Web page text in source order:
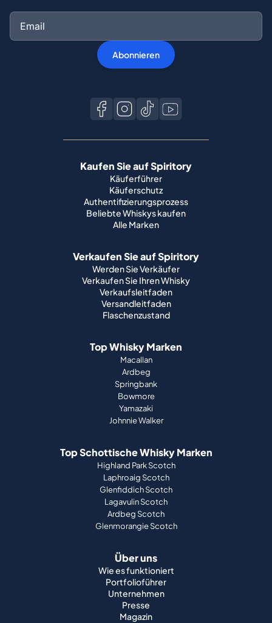
Abonnieren
Kaufen Sie auf Spiritory
Käuferführer
Käuferschutz
Authentifizierungsprozess
Beliebte Whiskys kaufen
Alle Marken
Verkaufen Sie auf Spiritory
Werden Sie Verkäufer
Verkaufen Sie Ihren Whisky
Verkaufsleitfaden
Versandleitfaden
Flaschenzustand
Top Whisky Marken
Macallan
Ardbeg
Springbank
Bowmore
Yamazaki
Johnnie Walker
Top Schottische Whisky Marken
Highland Park Scotch
Laphroaig Scotch
Glenfiddich Scotch
Lagavulin Scotch
Ardbeg Scotch
Glenmorangie Scotch
Über uns
Wie es funktioniert
Portfolioführer
Unternehmen
Presse
Magazin